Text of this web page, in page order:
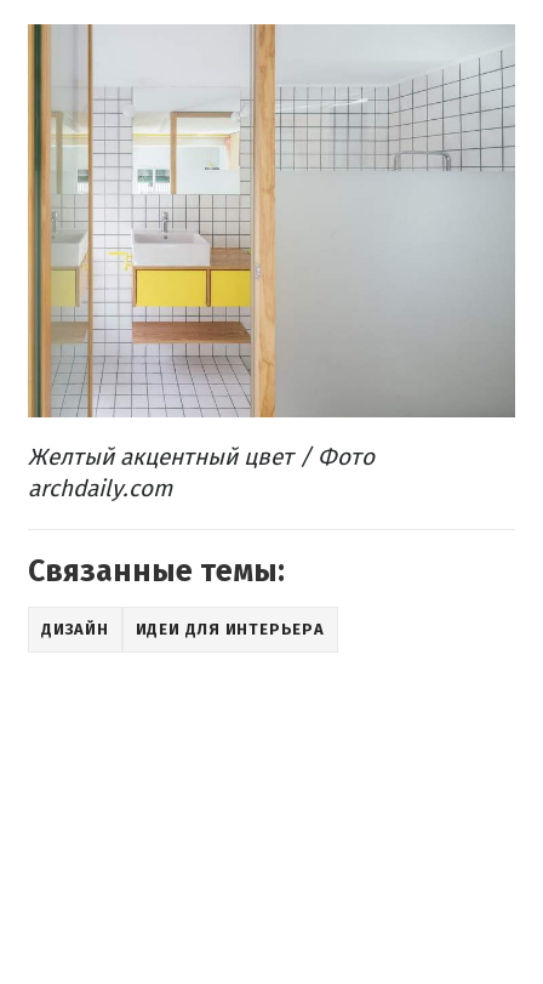
Желтый акцентный цвет / Фото
archdaily.com
Связанные темы:
ДИЗАЙН ИДЕИ ДЛЯ ИНТЕРЬЕРА